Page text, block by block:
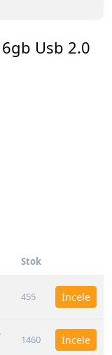
Usb 2.0
Stok
455 İncele
1460 İncele